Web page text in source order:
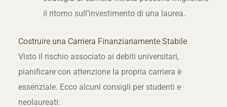
il ritorno sull’investimento di una laurea.
Costruire una Carriera Finanziariamente Stabile
Visto il rischio associato ai debiti universitari,
pianificare con attenzione la propria carriera è
essenziale. Ecco alcuni consigli per studenti e
neolaureati: